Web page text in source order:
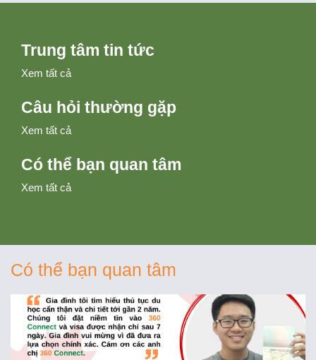
Trung tâm tin tức
Xem tất cả
Câu hỏi thường gặp
Xem tất cả
Có thể bạn quan tâm
Xem tất cả
Có thể bạn quan tâm